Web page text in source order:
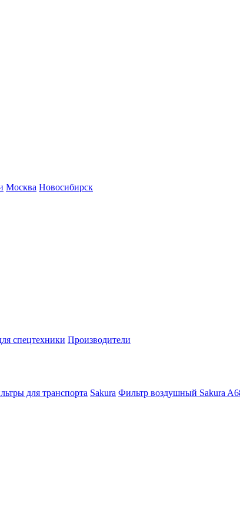
Москва Новосибирск
спецтехники Производители
для транспорта Sakura Фильтр воздушный Sakura